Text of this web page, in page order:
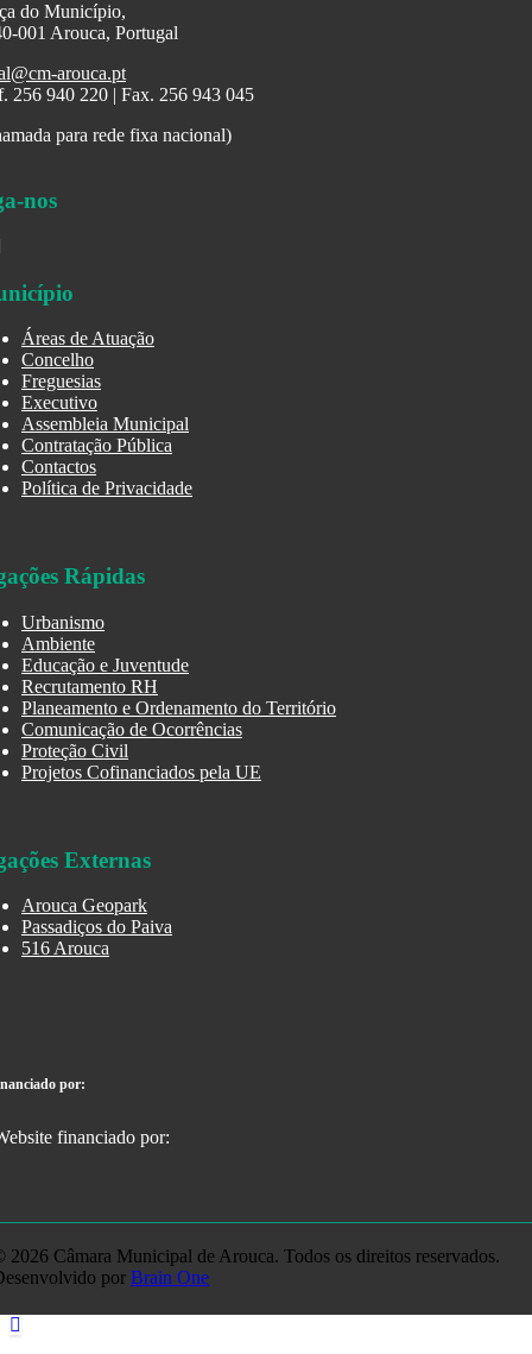
do Município,
001 Arouca, Portugal
arouca.pt
256 940 220 | Fax. 256 943 045
para rede fixa nacional)
nos
Áreas de Atuação
Concelho
Freguesias
Executivo
Assembleia Municipal
Contratação Pública
Contactos
Política de Privacidade
Rápidas
Urbanismo
Ambiente
Educação e Juventude
Recrutamento RH
Planeamento e Ordenamento do Território
Comunicação de Ocorrências
Proteção Civil
Projetos Cofinanciados pela UE
Externas
Arouca Geopark
Passadiços do Paiva
516 Arouca
por:
2026 Câmara Municipal de Arouca. Todos os direitos reservados.
por Brain One